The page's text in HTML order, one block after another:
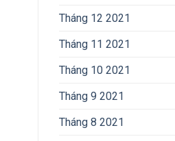
Tháng 12 2021
Tháng 11 2021
Tháng 10 2021
Tháng 9 2021
Tháng 8 2021